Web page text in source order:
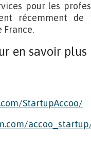
pour les
récemment de
France.
en savoir plus
StartupAccoo/